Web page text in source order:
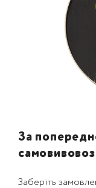
За
Заберіть